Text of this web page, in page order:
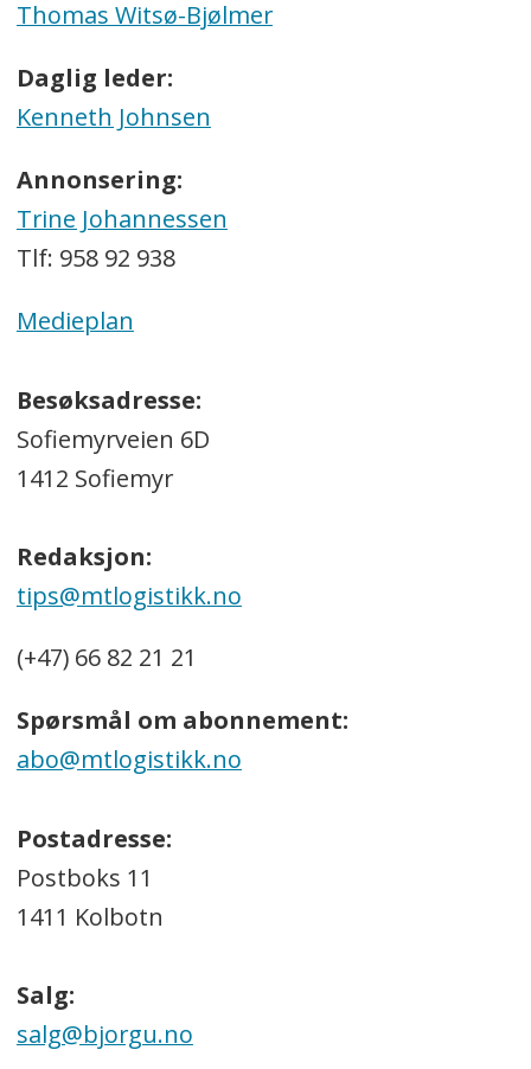
Thomas Witsø-Bjølmer
Daglig leder:
Kenneth Johnsen
Annonsering:
Trine Johannessen
Tlf: 958 92 938
Medieplan
Besøksadresse:
Sofiemyrveien 6D
1412 Sofiemyr
Redaksjon:
tips@mtlogistikk.no
(+47) 66 82 21 21
Spørsmål om abonnement:
abo@mtlogistikk.no
Postadresse:
Postboks 11
1411 Kolbotn
Salg:
salg@bjorgu.no